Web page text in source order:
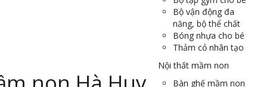
Bộ vận động đa
năng, bộ thể chất
Bóng nhựa cho bé
Thảm cỏ nhân tạo
Nội thất mầm non
Bàn ghế mầm non